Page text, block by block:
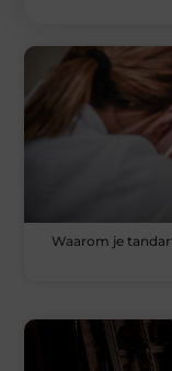
Waarom je